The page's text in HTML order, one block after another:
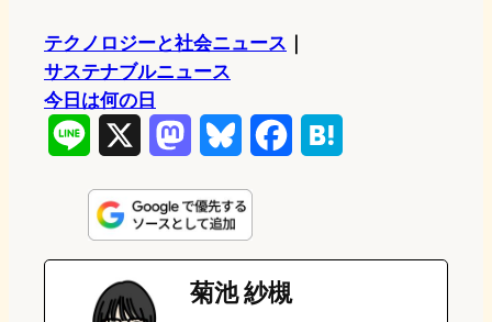
テクノロジーと社会ニュース
サステナブルニュース
今日は何の日
n
e
s
t
o
u
e
s
e
b
e
菊池 紗槻